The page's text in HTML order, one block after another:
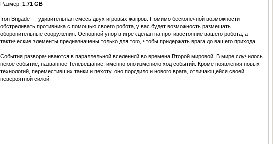
Размер: 1.71 GB
Iron Brigade — удивительная смесь двух игровых жанров. Помимо бесконечной возможности
обстреливать противника с помощью своего робота, у вас будет возможность размещать
оборонительные сооружения. Основной упор в игре сделан на противостояние вашего робота, а
тактические элементы предназначены только для того, чтобы придержать врага до вашего прихода.
События разворачиваются в параллельной вселенной во времена Второй мировой. В мире случилось
некое событие, названное Телевещание, именно оно изменило ход событий. Кроме появления новых
технологий, переместивших танки и пехоту, оно породило и нового врага, отличающейся своей
невероятной силой.